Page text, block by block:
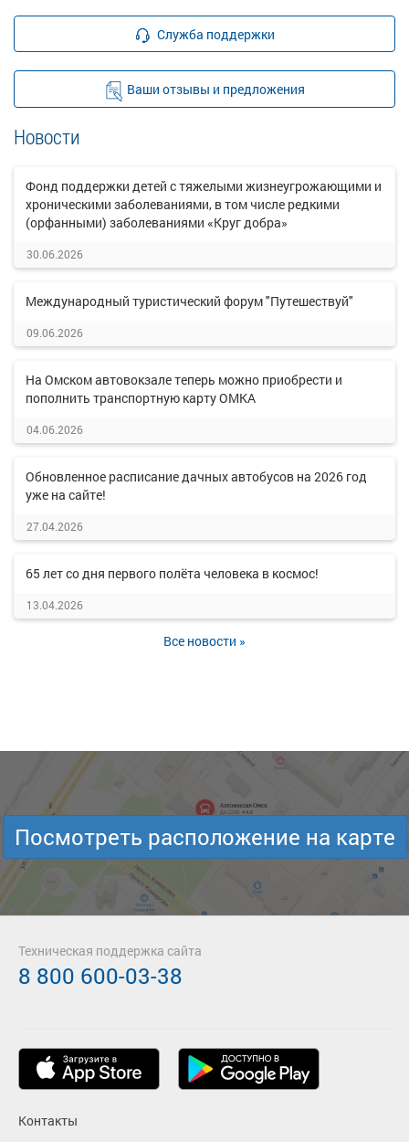
Служба поддержки
Ваши отзывы и предложения
Новости
Фонд поддержки детей с тяжелыми жизнеугрожающими и
хроническими заболеваниями, в том числе редкими
(орфанными) заболеваниями «Круг добра»
30.06.2026
Международный туристический форум "Путешествуй"
09.06.2026
На Омском автовокзале теперь можно приобрести и
пополнить транспортную карту ОМКА
04.06.2026
Обновленное расписание дачных автобусов на 2026 год
уже на сайте!
27.04.2026
65 лет со дня первого полёта человека в космос!
13.04.2026
Все новости »
Посмотреть расположение на карте
Контакты
Техническая поддержка сайта
8 800 600-03-38